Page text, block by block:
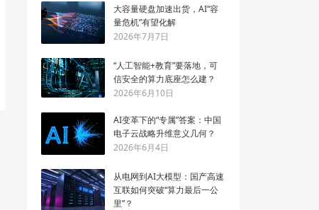
大容量硬盘加速出货，AI“容
量危机”有望化解
2026年7月7日
“人工智能+教育”要落地，可
信安全的算力底座怎么建？
2026年6月10日
AI变革下的“专属”答案：中国
电子云战略升维意义几何？
2026年6月4日
从电网到AI大模型：国产高速
互联如何突破“算力最后一公
里”？